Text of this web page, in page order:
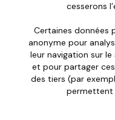
cesserons
Certaines données
anonyme pour
leur navigation sur
et pour partager
des tiers (par
permettent